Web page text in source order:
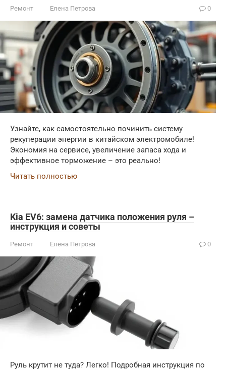
Ремонт Елена Петрова 0
Узнайте, как самостоятельно починить систему
рекуперации энергии в китайском электромобиле!
Экономия на сервисе, увеличение запаса хода и
эффективное торможение – это реально!
Читать полностью
Kia EV6: замена датчика положения руля –
инструкция и советы
Ремонт Елена Петрова 0
Руль крутит не туда? Легко! Подробная инструкция по